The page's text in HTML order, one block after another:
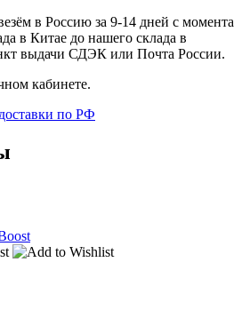
в Россию за 9-14 дней с момента
в Китае до нашего склада в
выдачи СДЭК или Почта России.
кабинете.
по РФ